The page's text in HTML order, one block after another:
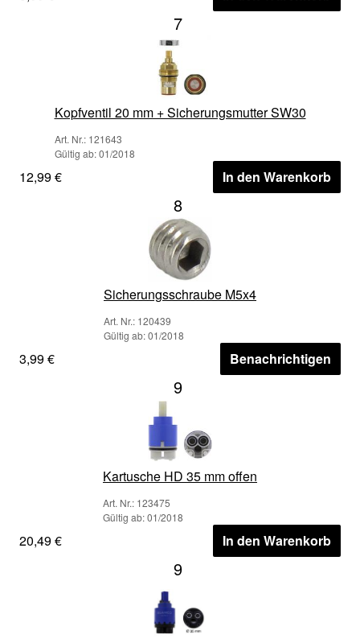
7
Kopfventil 20 mm + Sicherungsmutter SW30
Art. Nr.: 121643
Gültig ab: 01/2018
12,99 € In den Warenkorb
8
Sicherungsschraube M5x4
Art. Nr.: 120439
Gültig ab: 01/2018
3,99 € Benachrichtigen
9
Kartusche HD 35 mm offen
Art. Nr.: 123475
Gültig ab: 01/2018
20,49 € In den Warenkorb
9